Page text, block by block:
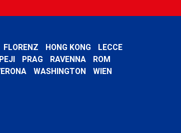
FLORENZ HONG KONG
LECCE
PRAG RAVENNA
ROM
WASHINGTON WIEN